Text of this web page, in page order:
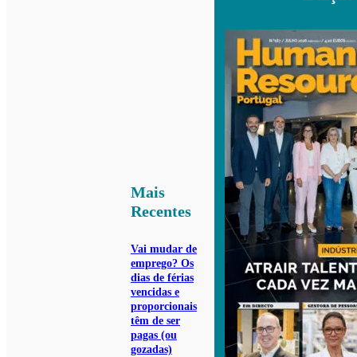
Mais
Recentes
Vai mudar de
emprego? Os
dias de férias
vencidas e
proporcionais
têm de ser
pagas (ou
gozadas)